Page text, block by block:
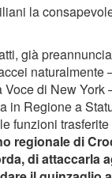
la
già
naturalmente
Voce di New
in Regione a
funzioni
regionale di
di attaccarla